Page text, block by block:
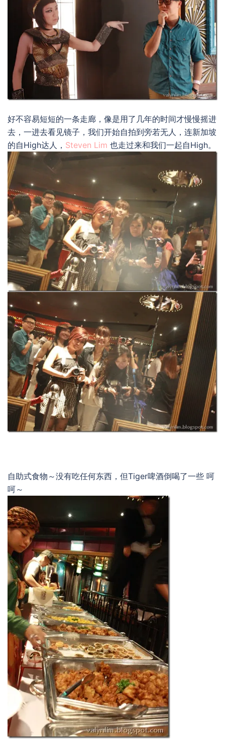
好不容易短短的一条走廊，像是用了几年的时间才慢慢摇进
去，一进去看见镜子，我们开始自拍到旁若无人，连新加坡
的自High达人， Steven Lim 也走过来和我们一起自High。
自助式食物～没有吃任何东西，但Tiger啤酒倒喝了一些 呵
呵～